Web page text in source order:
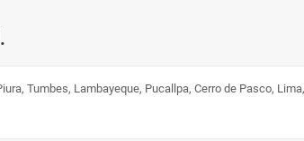
Tumbes, Lambayeque, Pucallpa, Cerro de Pasco,